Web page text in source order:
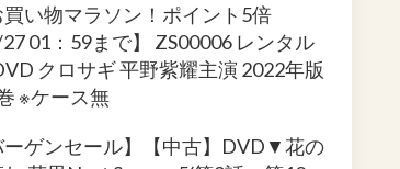
買い物マラソン！ポイント5倍
01：59まで】 ZS00006 レンタル
クロサギ 平野紫耀主演 2022年版
※ケース無
ーゲンセール】【中古】DVD▼花の